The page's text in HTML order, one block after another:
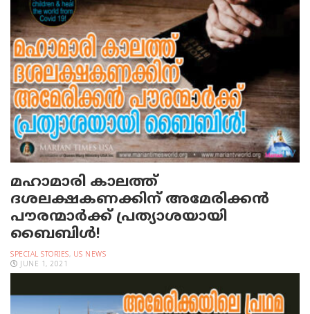
മഹാമാരി കാലത്ത്
ദശലക്ഷകണക്കിന് അമേരിക്കന്‍
പൗരന്മാര്‍ക്ക് പ്രത്യാശയായി
ബൈബിള്‍!
SPECIAL STORIES, US NEWS
JUNE 1, 2021